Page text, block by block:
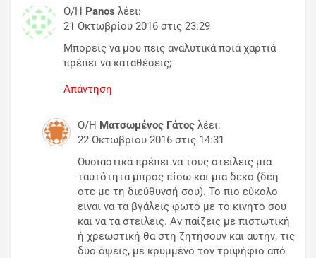
Ο/Η Panos λέει:
21 Οκτωβρίου 2016 στις 23:29
Μπορείς να μου πεις αναλυτικά ποιά χαρτιά
πρέπει να καταθέσεις;
Απάντηση
Ο/Η Ματσωμένος Γάτος λέει:
22 Οκτωβρίου 2016 στις 14:31
Ουσιαστικά πρέπει να τους στείλεις μια
ταυτότητα μπρος πίσω και μια δεκο (δεη
οτε με τη διεύθυνσή σου). Το πιο εύκολο
είναι να τα βγάλεις φωτό με το κινητό σου
και να τα στείλεις. Αν παίζεις με πιστωτική
ή χρεωστική θα στη ζητήσουν και αυτήν, τις
δύο όψεις, με κρυμμένο τον τριψήφιο από